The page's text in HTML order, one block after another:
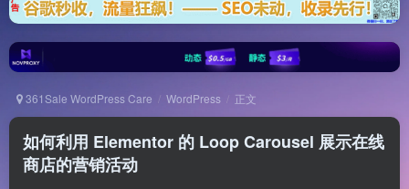
361Sale WordPress Care WordPress 正文
如何利用 Elementor 的 Loop Carousel 展示在线
商店的营销活动